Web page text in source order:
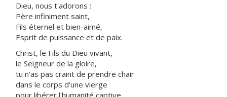
Dieu, nous t'adorons :
Père infiniment saint,
Fils éternel et bien-aimé,
Esprit de puissance et de paix.
Christ, le Fils du Dieu vivant,
le Seigneur de la gloire,
tu n'as pas craint de prendre chair
dans le corps d'une vierge
pour libérer l'humanité captive.